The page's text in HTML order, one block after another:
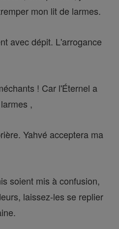
mon lit de larmes.
avec dépit. L'arrogance
! Car l'Éternel a
,
Yahvé acceptera ma
soient mis à confusion,
laissez-les se replier